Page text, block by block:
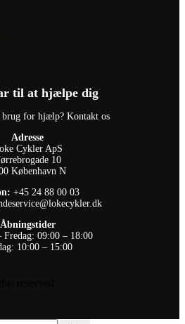
til at hjælpe dig
brug for hjælp? Kontakt os
Adresse
Cykler ApS
10
København N
+45 24 88 00 03
Åbningstider
Fredag: 09:00 – 18:00
10:00 – 15:00
reserved